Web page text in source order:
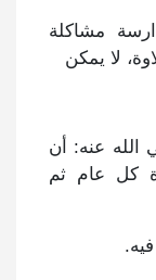
مشاكلة
لا يمكن
الله عنه: أن
كل عام ثم